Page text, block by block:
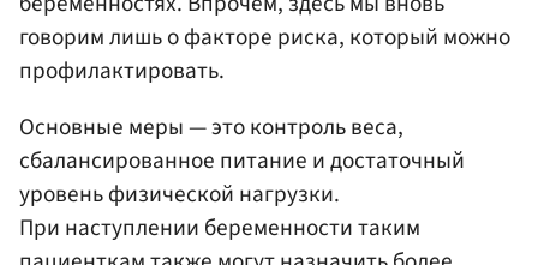
говорим лишь о факторе риска, который можно
профилактировать.
Основные меры — это контроль веса,
сбалансированное питание и достаточный
уровень физической нагрузки.
При наступлении беременности таким